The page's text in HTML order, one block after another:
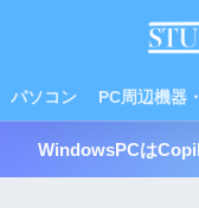
パソコン PC周辺機器
WindowsPCは